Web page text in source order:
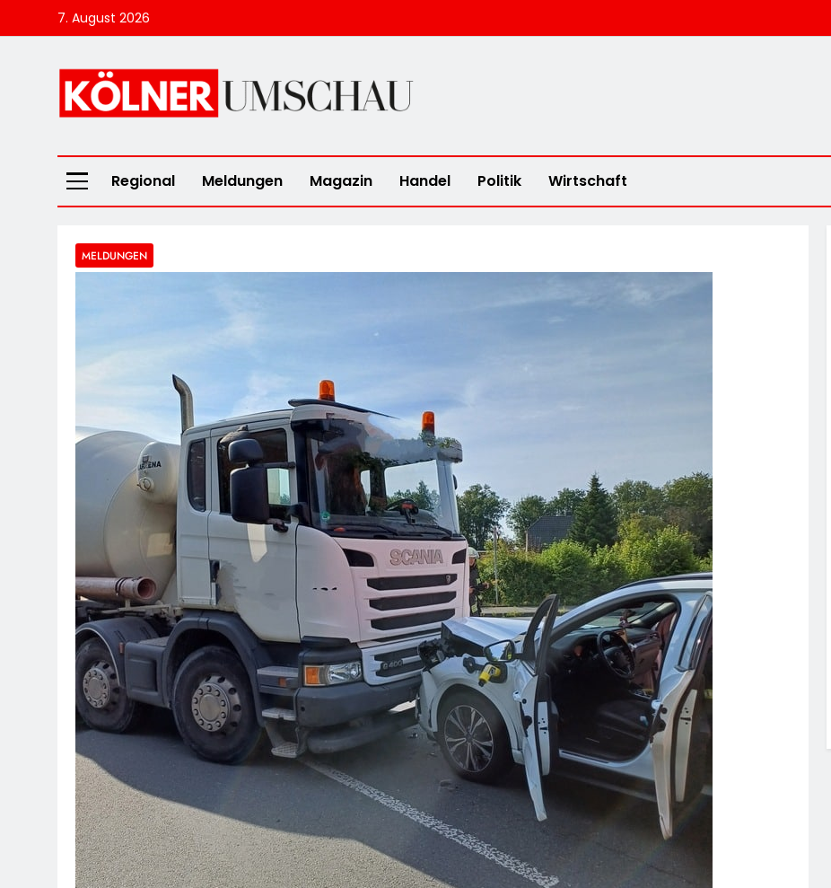
to
7. August 2026
Kölner Umschau
Regional Meldungen Magazin Handel Politik Wirtschaft
MELDUNGEN